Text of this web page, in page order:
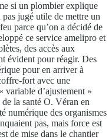
si un plombier explique
jugé utile de mettre un
parce qu’on a décidé de
ce service amelipro et
des accès aux
évident pour réagir. Des
pour en arriver à
fort avec une
variable d’ajustement »
la santé O. Véran en
numérique des organismes
pas, mais force est
de mise dans le chantier